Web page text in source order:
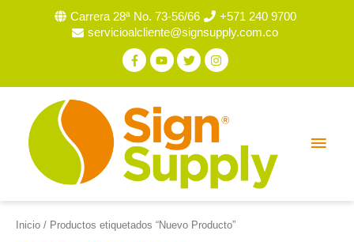
Carrera 28ª No. 73-56/66
+571 240 9700
servicioalcliente@signsupply.com.co
Inicio / Productos etiquetados “Nuevo Producto”